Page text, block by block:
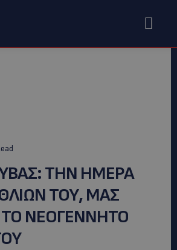
THN HMEΡΑ
ΤΟΥ, ΜΑΣ
ΤΟ ΝΕΟΓΕΝΝΗΤΟ